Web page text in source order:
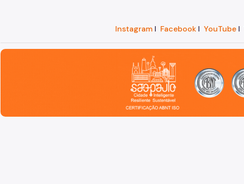
InstagramI FacebookI YouTubeI
São Paulo, cidade inteligente, resiliente e sustentável